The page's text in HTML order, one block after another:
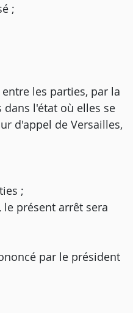
;
entre les parties, par la
dans l'état où elles se
d'appel de Versailles,
;
présent arrêt sera
par le président